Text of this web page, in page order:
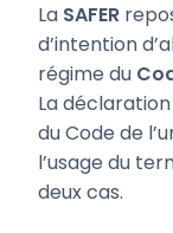
La SAFER
d’intention
régime du
La déclaration
du Code de
l’usage du
deux cas.